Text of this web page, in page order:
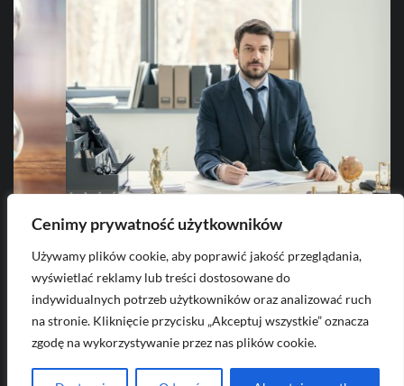
Cenimy prywatność użytkowników
Używamy plików cookie, aby poprawić jakość przeglądania,
wyświetlać reklamy lub treści dostosowane do
indywidualnych potrzeb użytkowników oraz analizować ruch
na stronie. Kliknięcie przycisku „Akceptuj wszystkie” oznacza
zgodę na wykorzystywanie przez nas plików cookie.
2026-08-08
Jakie kompetencje ma Adwokat w
porównaniu z Radcą prawnym i
prawnikiem?
Masz pytanie? Napisz do nas na kontakt@dobraaukcja.pl